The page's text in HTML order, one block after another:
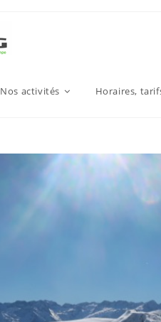
Nos activités Horaires,